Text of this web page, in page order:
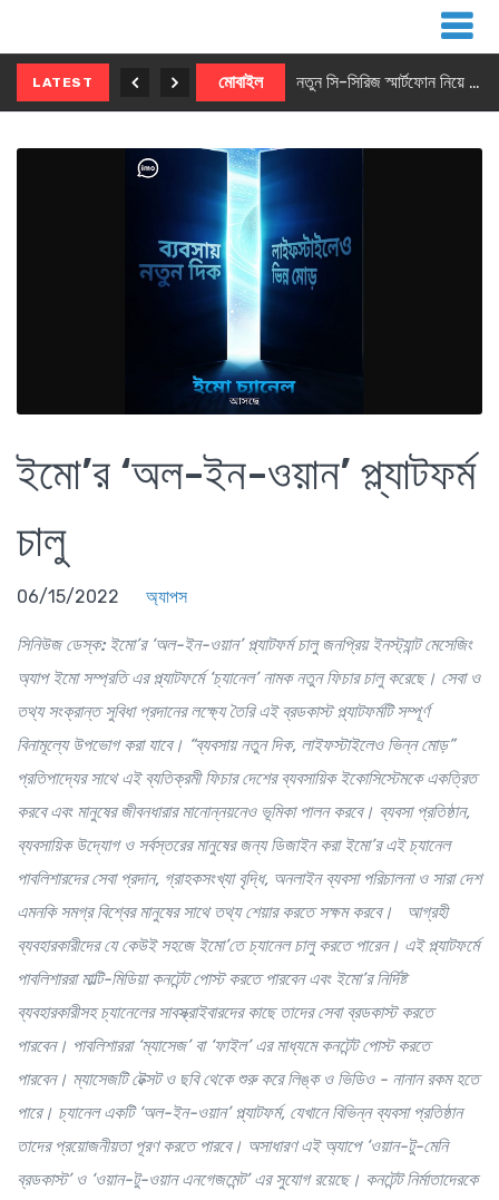
LATEST মোবাইল নতুন সি-সিরিজ স্মার্টফোন নিয়ে আসছে রিয়েলমি
ইমো’র ‘অল-ইন-ওয়ান’ প্ল্যাটফর্ম
চালু
06/15/2022 অ্যাপস
সিনিউজ ডেস্ক:ইমো’র ‘অল-ইন-ওয়ান’ প্ল্যাটফর্ম চালু জনপ্রিয় ইনস্ট্যান্ট মেসেজিং
অ্যাপ ইমো সম্প্রতি এর প্ল্যাটফর্মে‘চ্যানেল’নামক নতুন ফিচার চালু করেছে। সেবা ও
তথ্য সংক্রান্ত সুবিধা প্রদানের লক্ষ্যে তৈরি এই ব্রডকাস্ট প্ল্যাটফর্মটি সম্পূর্ণ
বিনামূল্যে উপভোগ করা যাবে। “ব্যবসায় নতুন দিক, লাইফস্টাইলেও ভিন্ন মোড়”
প্রতিপাদ্যের সাথে এই ব্যতিক্রমী ফিচার দেশের ব্যবসায়িক ইকোসিস্টেমকে একত্রিত
করবে এবং মানুষের জীবনধারার মানোন্নয়নেও ভূমিকা পালন করবে। ব্যবসা প্রতিষ্ঠান,
ব্যবসায়িক উদ্যোগ ও সর্বস্তরের মানুষের জন্য ডিজাইন করা ইমো’র এই চ্যানেল
পাবলিশারদের সেবা প্রদান, গ্রাহকসংখ্যা বৃদ্ধি, অনলাইন ব্যবসা পরিচালনা ও সারা দেশ
এমনকি সমগ্র বিশ্বের মানুষের সাথে তথ্য শেয়ার করতে সক্ষম করবে।
আগ্রহী
ব্যবহারকারীদের যে কেউই সহজে ইমো’তে চ্যানেল চালু করতে পারেন। এই প্ল্যাটফর্মে
পাবলিশাররা মাল্টি-মিডিয়া কনটেন্ট পোস্ট করতে পারবেন এবং ইমো’র নির্দিষ্ট
ব্যবহারকারীসহ চ্যানেলের সাবস্ক্রাইবারদের কাছে তাদের সেবা ব্রডকাস্ট করতে
পারবেন। পাবলিশাররা ‘ম্যাসেজ’ বা ‘ফাইল’এর মাধ্যমে কনটেন্ট পোস্ট করতে
পারবেন। ম্যাসেজটি টেক্সট ও ছবি থেকে শুরু করে লিঙ্ক ও ভিডিও- নানান রকম হতে
পারে। চ্যানেল একটি‘অল-ইন-ওয়ান’ প্ল্যাটফর্ম, যেখানে বিভিন্ন ব্যবসা প্রতিষ্ঠান
তাদের প্রয়োজনীয়তা পূরণ করতে পারবে। অসাধারণ এই অ্যাপে‘ওয়ান-টু-মেনি
ব্রডকাস্ট’ ও ‘ওয়ান-টু-ওয়ান এনগেজমেন্ট’এর সুযোগ রয়েছে। কনটেন্ট নির্মাতাদেরকে